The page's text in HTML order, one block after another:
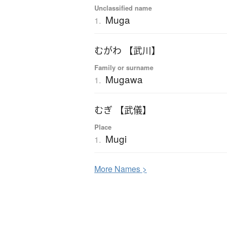
Unclassified name
1. Muga
むがわ 【武川】
Family or surname
1. Mugawa
むぎ 【武儀】
Place
1. Mugi
More Names >